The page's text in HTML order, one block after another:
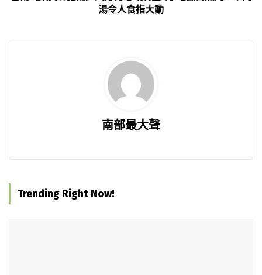
湯令人食指大動
南部最大聲
Trending Right Now!